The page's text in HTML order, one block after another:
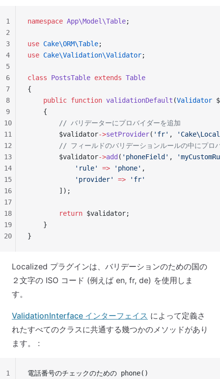
namespace App\Model\Table;
use Cake\ORM\Table;
use Cake\Validation\Validator;
class PostsTable extends Table
{
    public
function validationDefault (Validator
    {
        // バリデーターにプロバイダーを追加
        $validator
->setProvider( 'fr' ,
// フィールドのバリデーションルールの中にプロ
        $validator
->add ( 'phoneField' ,
            'rule'
=> 'phone' ,
            'provider'
=> 'fr'
        ]);
        return
$validator;
    }
}
1
2
3
4
5
6
7
8
9
10
11
12
13
14
15
16
17
18
19
20
Localized プラグインは、バリデーションのための国の
２文字の ISO コード (例えば en, fr, de) を使用しま
す。
ValidationInterface インターフェイス によって定義さ
れたすべてのクラスに共通する幾つかのメソッドがあり
ます。 :
電話番号のチェックのための phone()
1